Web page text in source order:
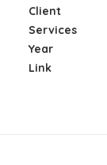
Client
Services
Year
Link